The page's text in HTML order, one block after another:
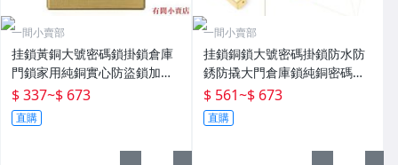
一間小賣部
挂鎖黃銅大號密碼鎖掛鎖倉庫
門鎖家用純銅實心防盜鎖加粗
宿舍防水鎖子 現貨
$ 337~$ 673
直購
一間小賣部
挂鎖銅鎖大號密碼掛鎖防水防
銹防撬大門倉庫鎖純銅密碼鎖
頭宿舍柜子鎖 現貨
$ 561~$ 673
直購